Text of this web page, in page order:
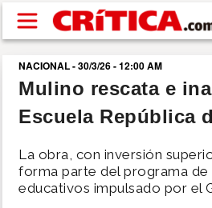
Pasar al contenido principal
buscar
SUCESOS
NACIONAL
NACIONAL - 30/3/26 - 12:00 AM
Mulino rescata e
Escuela República
La obra, con inversión
forma parte del programa
educativos impulsado por el